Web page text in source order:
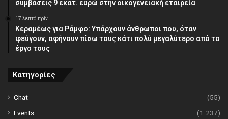
συμβάσεις 9 εκατ. ευρώ στην οικογενειακή εταιρεία
17 λεπτά πρίν
Κεραμέως για Ράμφο: Υπάρχουν άνθρωποι που, όταν
φεύγουν, αφήνουν πίσω τους κάτι πολύ μεγαλύτερο από το
έργο τους
Κατηγορίες
Chat
(55)
Events
(1.237)